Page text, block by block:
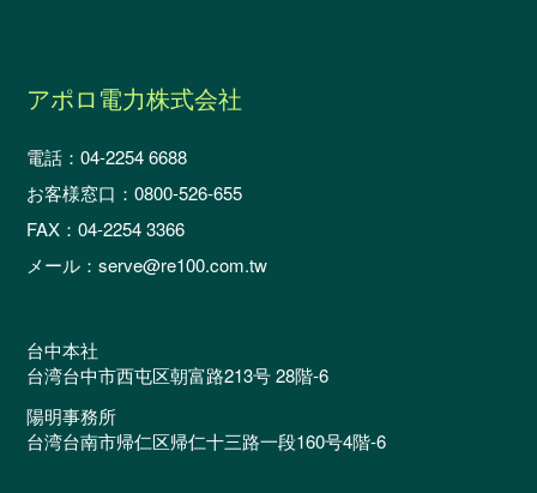
アポロ電力株式会社
電話：04-2254 6688
お客様窓口：0800-526-655
FAX：04-2254 3366
メール：serve@re100.com.tw
台中本社
台湾台中市西屯区朝富路213号 28階-6
陽明事務所
台湾台南市帰仁区帰仁十三路一段160号4階-6